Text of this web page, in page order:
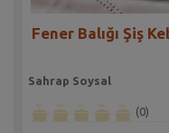
Fener Balığı Şiş
Sahrap Soysal
(0)